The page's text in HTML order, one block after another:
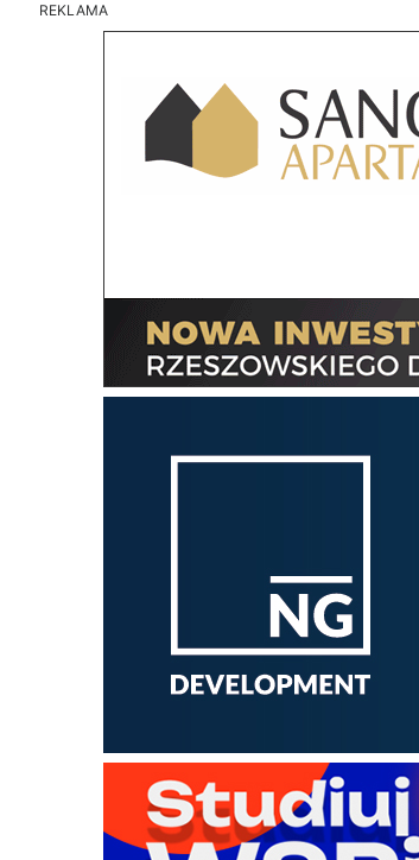
REKLAMA